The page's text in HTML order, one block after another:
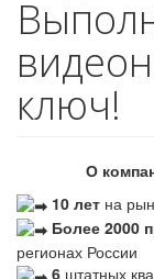
ключ!
О
10 лет на
Более 2000
регионах России
6 штатных